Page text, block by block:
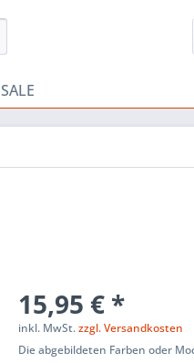
SALE
15,95 € *
inkl. MwSt.zzgl. Versandkosten
Die abgebildeten Farben oder